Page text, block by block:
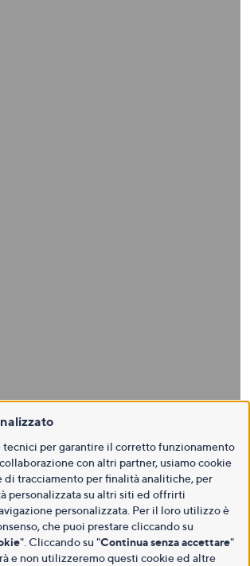
per garantire il corretto funzionamento
con altri partner, usiamo cookie
tracciamento per finalità analitiche, per
personalizzata su altri siti ed offrirti
personalizzata. Per il loro utilizzo è
che puoi prestare cliccando su
". Cliccando su "Continua senza accettare"
e non utilizzeremo questi cookie ed altre